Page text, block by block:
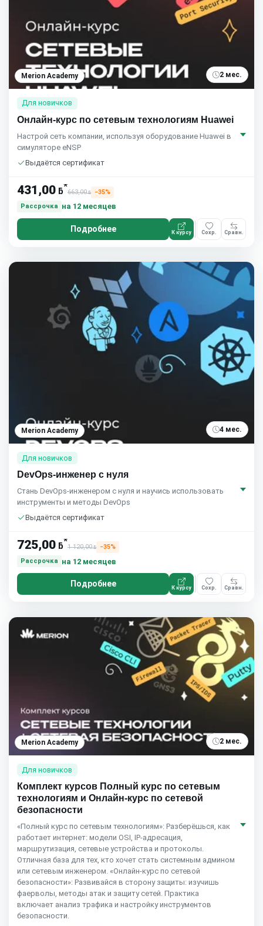
Merion Academy 2 мес.
Для новичков
Онлайн-курс по сетевым технологиям Huawei
Настрой сеть компании, используя оборудование Huawei в
симуляторе eNSP
Выдаётся сертификат
431,00 ƃ*
663,00ƃ
−35%
Рассрочка
на 12 месяцев
Подробнее К курсу Сохр. Сравн.
Merion Academy 4 мес.
Для новичков
DevOps-инженер с нуля
Стань DevOps-инженером с нуля и научись использовать
инструменты и методы DevOps
Выдаётся сертификат
725,00 ƃ*
1 120,00ƃ
−35%
Рассрочка
на 12 месяцев
Подробнее К курсу Сохр. Сравн.
Merion Academy 2 мес.
Для новичков
Комплект курсов Полный курс по сетевым
технологиям и Онлайн-курс по сетевой
безопасности
«Полный курс по сетевым технологиям»: Разберёшься, как
работает интернет: модели OSI, IP-адресация,
маршрутизация, сетевые устройства и протоколы.
Отличная база для тех, кто хочет стать системным админом
или сетевым инженером. «Онлайн-курс по сетевой
безопасности»: Развивайся в сторону защиты: изучишь
фаерволы, методы атак и защиту сетей. Практика
включает анализ трафика и настройку инструментов
безопасности.